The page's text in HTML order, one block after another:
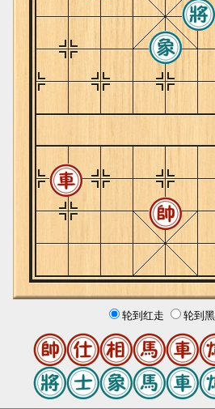
轮到红走 轮到